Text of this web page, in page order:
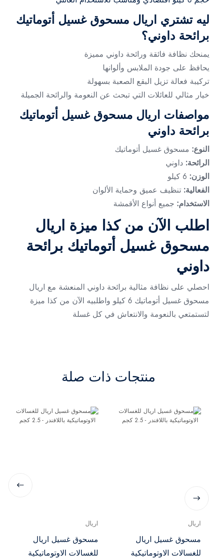
ليه تشتري اريال مسحوق غسيل أتوماتيك
برائحة داوني؟
يمنحك نظافة فائقة ورائحة داوني مميزة
يحافظ على جودة الملابس وألوانها
تركيبة فعالة تزيل البقع الصعبة بسهولة
خيار مثالي للعائلات التي تبحث عن النعومة والرائحة الجميلة
مواصفات اريال مسحوق غسيل أتوماتيك
برائحة داوني
النوع: مسحوق غسيل أتوماتيك
الرائحة: داوني
الوزن:
الفعالية: تنظيف عميق وحماية الألوان
الاستخدام: جميع أنواع الأقمشة
اطلب الآن من كذا ميزة اريال
مسحوق غسيل أتوماتيك برائحة
داوني
احصلي على نظافة مثالية برائحة داوني المنعشة مع اريال
مسحوق غسيل أتوماتيك 6 كيلو واطلبيه الآن من كذا ميزة
لتستمتعي بالنعومة والانتعاش في كل غسلة
منتجات ذات صلة
اريال
مسحوق غسيل اريال
للغسالات الاوتوماتيكية
اريال
مسحوق غسيل اريال
للغسالات الاوتوماتيكية